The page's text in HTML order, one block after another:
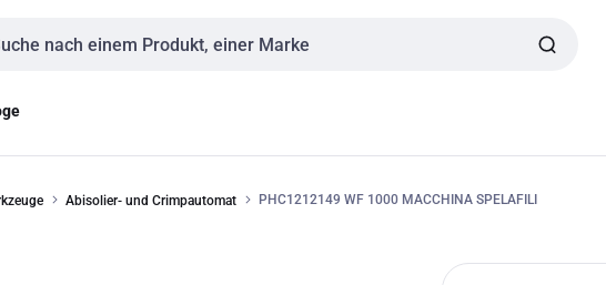
Abisolier- und Crimpautomat PHC1212149 WF 1000 MACCHINA SPELAFILI